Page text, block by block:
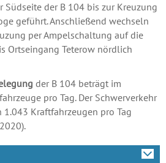
Südseite der B 104 bis zur Kreuzung
geführt. Anschließend wechseln
per Ampelschaltung auf die
Ortseingang Teterow nördlich
der B 104 beträgt im
pro Tag. Der Schwerverkehr
Kraftfahrzeugen pro Tag